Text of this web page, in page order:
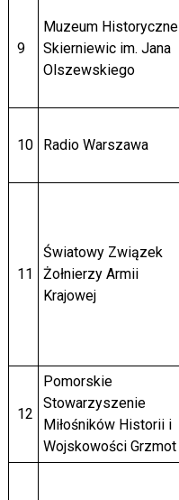
9
Muzeum Historyczne
Skierniewic im. Jana
Olszewskiego
10 Radio Warszawa
11
Światowy Związek
Żołnierzy Armii
Krajowej
12
Pomorskie
Stowarzyszenie
Miłośników Historii i
Wojskowości Grzmot